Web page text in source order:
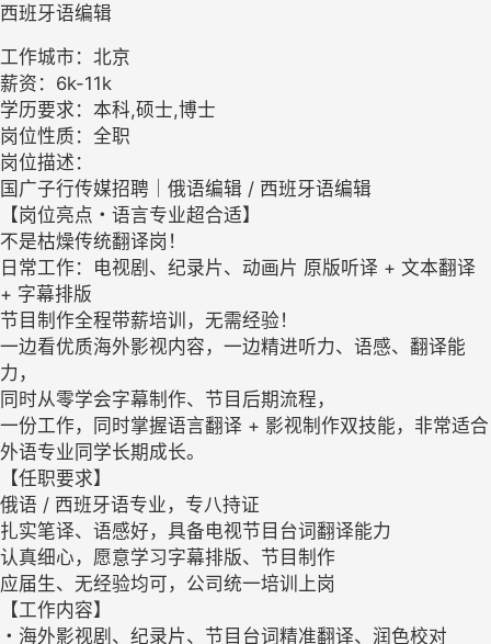
西班牙语编辑
工作城市：北京
薪资：6k-11k
学历要求：本科,硕士,博士
岗位性质：全职
岗位描述：
国广子行传媒招聘｜俄语编辑 / 西班牙语编辑
【岗位亮点・语言专业超合适】
不是枯燥传统翻译岗！
日常工作：电视剧、纪录片、动画片 原版听译 + 文本翻译
+ 字幕排版
节目制作全程带薪培训，无需经验！
一边看优质海外影视内容，一边精进听力、语感、翻译能
力，
同时从零学会字幕制作、节目后期流程，
一份工作，同时掌握语言翻译 + 影视制作双技能，非常适合
外语专业同学长期成长。
【任职要求】
俄语 / 西班牙语专业，专八持证
扎实笔译、语感好，具备电视节目台词翻译能力
认真细心，愿意学习字幕排版、节目制作
应届生、无经验均可，公司统一培训上岗
【工作内容】
・海外影视剧、纪录片、节目台词精准翻译、润色校对